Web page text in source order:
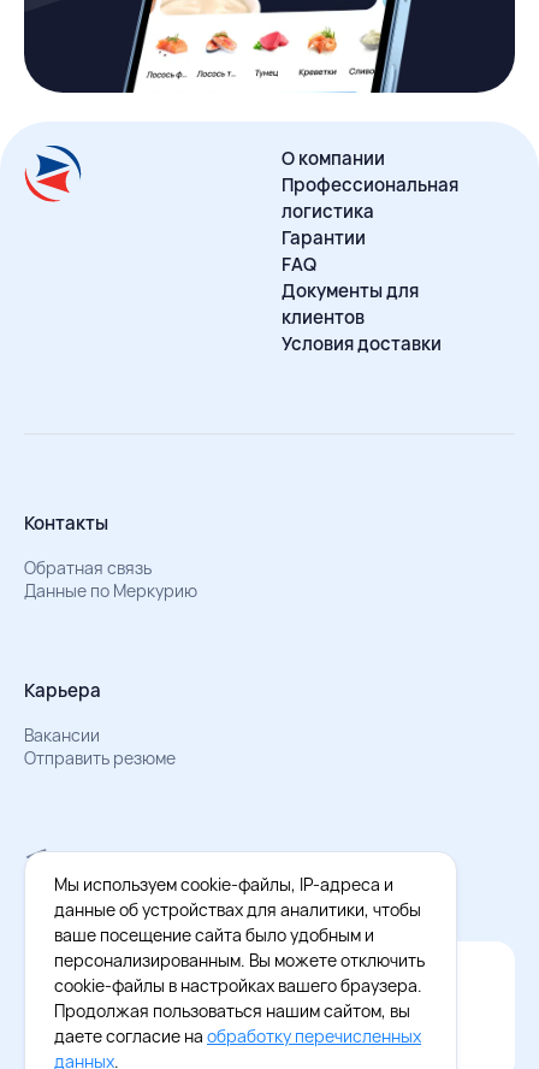
О компании
Профессиональная
логистика
Гарантии
FAQ
Документы для
клиентов
Условия доставки
Контакты
Обратная связь
Данные по Меркурию
Карьера
Вакансии
Отправить резюме
Мы в Телеграм
Документы об обработке персональных данных
Охрана труда – результаты СОУТ
Официальное приложение Восток - Запад
Cкачайте бесплатное приложение
Мы используем cookie-файлы, IP-адреса и
данные об устройствах для аналитики, чтобы
ваше посещение сайта было удобным и
персонализированным. Вы можете отключить
cookie-файлы в настройках вашего браузера.
Продолжая пользоваться нашим сайтом, вы
даете согласие на обработку перечисленных
данных.